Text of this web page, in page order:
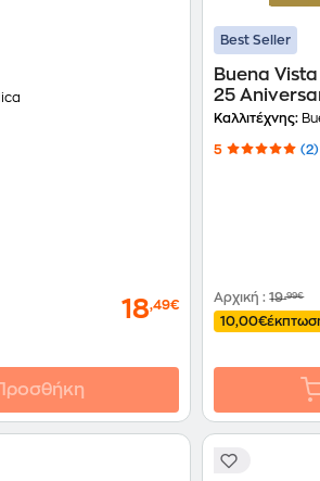
18,49€
Best Seller
Buena
25
Καλλιτέχνης:
5 (2)
Αρχική:19,99€
10,00€